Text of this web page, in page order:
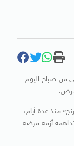
من صباح اليوم
منذ عدة أيام،
أزمة مرضه